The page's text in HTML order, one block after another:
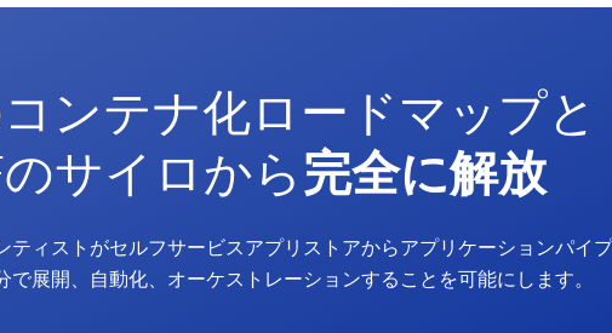
ンテナ化ロードマップと
サイロから完全に解放
ティストがセルフサービスアプリストアからアプリケーションパイプ
で展開、自動化、オーケストレーションすることを可能にします。